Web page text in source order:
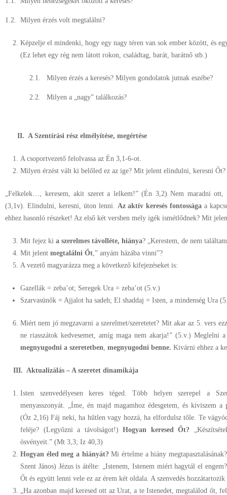
1.2. Milyen érzés volt megtalálni?
Képzelje el mindenki, hogy egy nagy téren van sok ember között, és
(Ez lehet egy rég nem látott rokon, családtag, barát, barátnő stb.)
2.1. Milyen érzés a keresés? Milyen gondolatok jutnak eszébe?
2.2. Milyen a „nagy” találkozás?
II. A Szentírási rész elmélyítése, megértése
A csoportvezető felolvassa az Én 3,1-6-ot.
Milyen érzést vált ki belőled ez az ige? Mit jelent elindulni, keresni Őt?
„Felkelek…, keresem, akit szeret a lelkem!” (Én 3,2) Nem maradni ott,
(3,1v). Elindulni, keresni, úton lenni. Az aktív keresés fontossága a
ehhez hasonló részeket! Az első két versben mely igék ismétlődnek? Mit
Mit fejez ki a szerelmes távolléte, hiánya? „Kerestem, de nem
Mit jelent megtalálni Őt,” anyám házába vinni”?
A vezető magyarázza meg a következő kifejezéseket is:
Gazellák = zeba’ot; Seregek Ura = zeba’ot (5.v.)
Szarvasünők = Ajjalot ha sadeh; El shaddaj = Isten, a mindenség Ura
Miért nem jó megzavarni a szerelmet/szeretetet? Mit akar az 5. vers
ne riasszátok kedvesemet, amíg maga nem akarja!” (5.v.) Meglelni
megnyugodni a szeretetben, megnyugodni benne. Kivárni ehhez a
III. Aktualizálás – A szeretet dinamikája
Isten szenvedélyesen keres téged. Több helyen szerepel a
menyasszonyát. „Íme, én majd magamhoz édesgetem, és kiviszem
(Óz 2,16) Fáj neki, ha hűtlen vagy hozzá, ha elfordulsz tőle. Te
feléje? (Legyőzni a távolságot!)Hogyan keresed Őt?
ösvényeit.” (Mt 3,3; Iz 40,3)
Hogyan éled meg a hiányát? Mi értelme a hiány
Szent János) Jézus is átélte: „Istenem, Istenem miért hagytál el
Őt és együtt lenni vele ez az érem két oldala. A szenvedés hozzátartozik
„Ha azonban majd keresed ott az Urat, a te Istenedet, megtalálod őt,